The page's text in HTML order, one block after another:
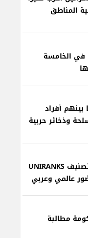
المناطق
الخامسة
شخصًا بينهم أفراد
وذخائر حربية
الجامعات اللبنانية في تصنيف UNIRANKS
مطالبة